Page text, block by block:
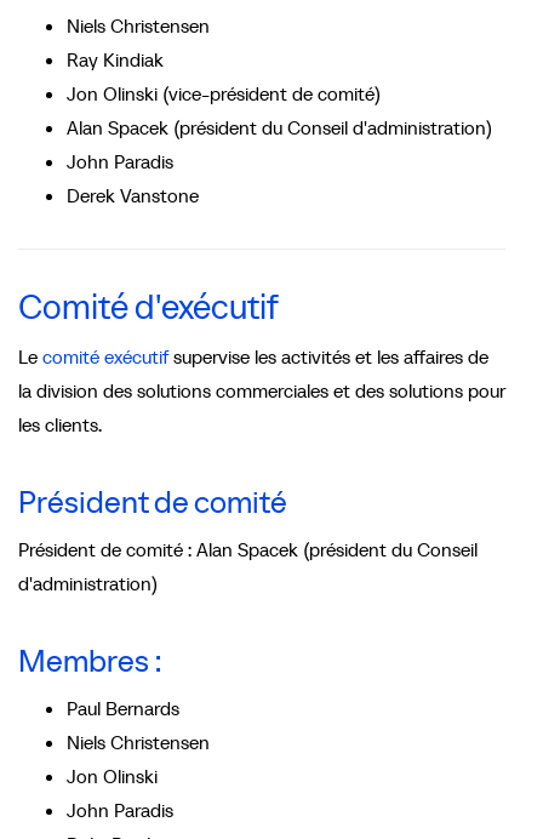
Niels Christensen
Ray Kindiak
Jon Olinski (vice-président de comité)
Alan Spacek (président du Conseil d'administration)
John Paradis
Derek Vanstone
Comité d'exécutif
Le comité exécutifsupervise les activités et les affaires de
la division des solutions commerciales et des solutions pour
les clients.
Président de comité
Président de comité : Alan Spacek (président du Conseil
d'administration)
Membres :
Paul Bernards
Niels Christensen
Jon Olinski
John Paradis